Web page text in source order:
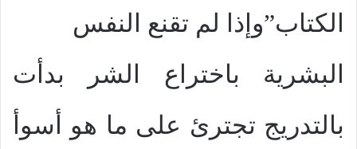
الكتاب”وإذا لم تقنع النفس
البشرية باختراع الشر بدأت
بالتدريج تجترئ على ما هو أسوأ